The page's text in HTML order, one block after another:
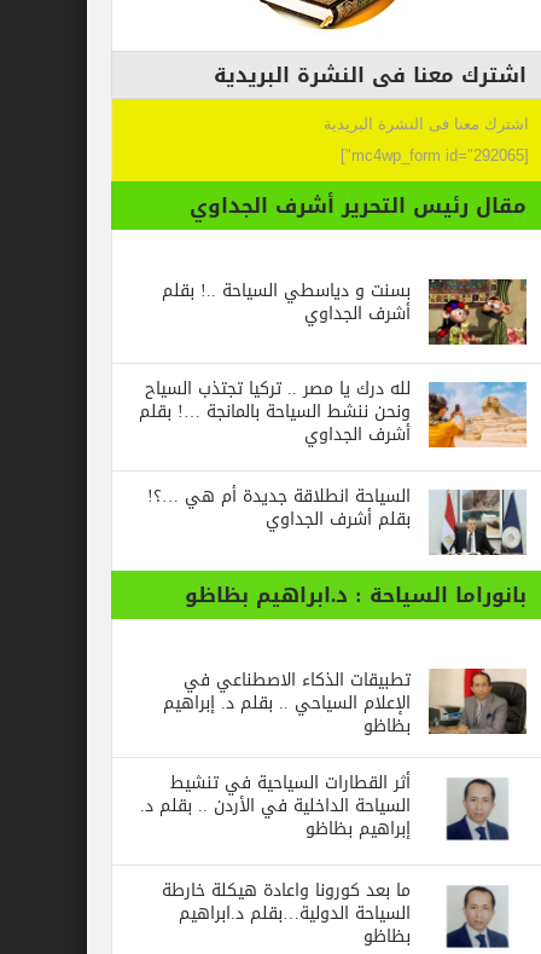
معنا فى النشرة البريدية
فى النشرة البريدية
التحرير أشرف الجداوي
بسنت و دياسطي السياحة ..! بقلم
أشرف الجداوي
لله درك يا مصر .. تركيا تجتذب السياح
ونحن ننشط السياحة بالمانجة …! بقلم
أشرف الجداوي
السياحة انطلاقة جديدة أم هي …؟!
بقلم أشرف الجداوي
السياحة : د.ابراهيم بظاظو
تطبيقات الذكاء الاصطناعي في
الإعلام السياحي .. بقلم د. إبراهيم
بظاظو
أثر القطارات السياحية في تنشيط
السياحة الداخلية في الأردن .. بقلم د.
إبراهيم بظاظو
ما بعد كورونا واعادة هيكلة خارطة
السياحة الدولية…بقلم د.ابراهيم
بظاظو